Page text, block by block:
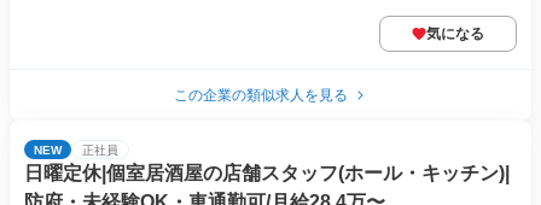
気になる
この企業の類似求人を見る
NEW 正社員
日曜定休|個室居酒屋の店舗スタッフ(ホール・キッチン)|